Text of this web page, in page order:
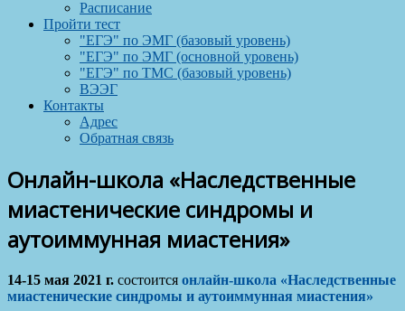
Расписание
Пройти тест
"ЕГЭ" по ЭМГ (базовый уровень)
"ЕГЭ" по ЭМГ (основной уровень)
"ЕГЭ" по ТМС (базовый уровень)
ВЭЭГ
Контакты
Адрес
Обратная связь
Онлайн-школа «Наследственные
миастенические синдромы и
аутоиммунная миастения»
14-15 мая 2021 г. состоится онлайн-школа «Наследственные
миастенические синдромы и аутоиммунная миастения»